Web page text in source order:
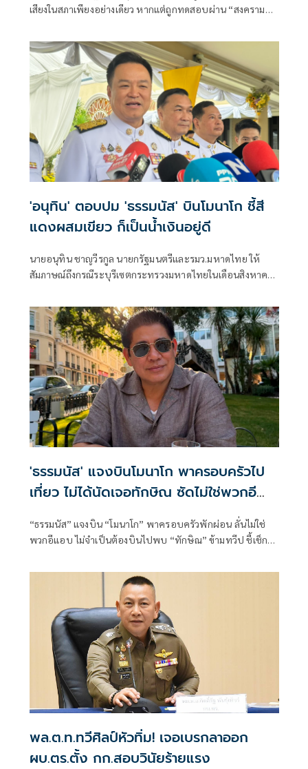
เสียงในสภาเพียงอย่างเดียว หากแต่ถูกทดสอบผ่าน “สงคราม
ข่ายอำนาจของพรรคภูมิใจไทย
'อนุทิน' ตอบปม 'ธรรมนัส' บินโมนาโก ชี้สี
แดงผสมเขียว ก็เป็นน้ำเงินอยู่ดี
นายอนุทิน ชาญวีรกูล นายกรัฐมนตรีและรมว.มหาดไทย ให้
สัมภาษณ์ถึงกรณีระบุรีเซตกระทรวงมหาดไทยในเดือนสิงหาคม
'ธรรมนัส' แจงบินโมนาโก พาครอบครัวไป
เที่ยว ไม่ได้นัดเจอทักษิณ ซัดไม่ใช่พวกอี
“ธรรมนัส” แจงบิน “โมนาโก” พาครอบครัวพักผ่อน ลั่นไม่ใช่
พวกอีแอบ ไม่จำเป็นต้องบินไปพบ “ทักษิณ” ข้ามทวีป ชี้เช็ก
พล.ต.ท.ทวีศิลป์หัวทิ่ม! เจอเบรกลาออก
ผบ.ตร.ตั้ง กก.สอบวินัยร้ายแรง